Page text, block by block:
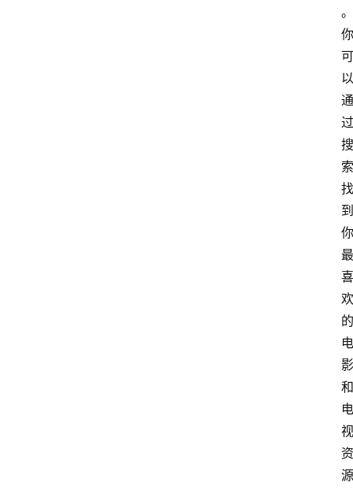
。
你
可
以
通
过
搜
索
找
到
你
最
喜
欢
的
电
影
和
电
视
资
源